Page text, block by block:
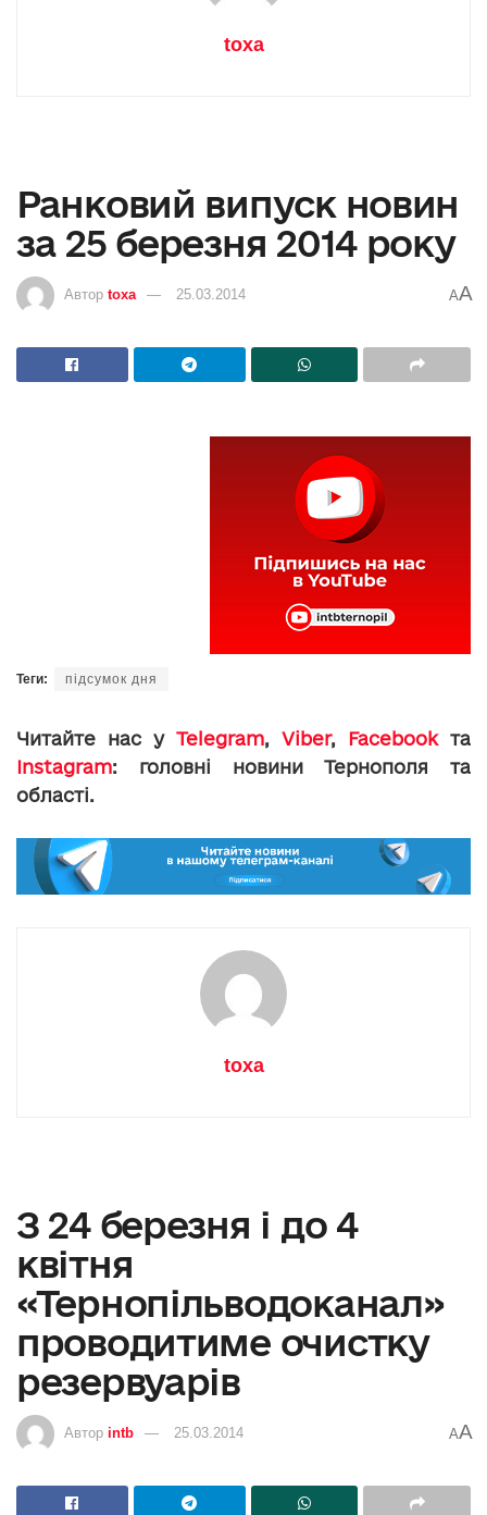
toxa
Ранковий випуск новин
за 25 березня 2014 року
Автор toxa 25.03.2014 AA
Теги: підсумок дня
Читайте нас у Telegram, Viber, Facebookта
Instagram: головні новини Тернополя та
області.
toxa
З 24 березня і до 4
квітня
«Тернопільводоканал»
проводитиме очистку
резервуарів
Автор intb 25.03.2014 AA